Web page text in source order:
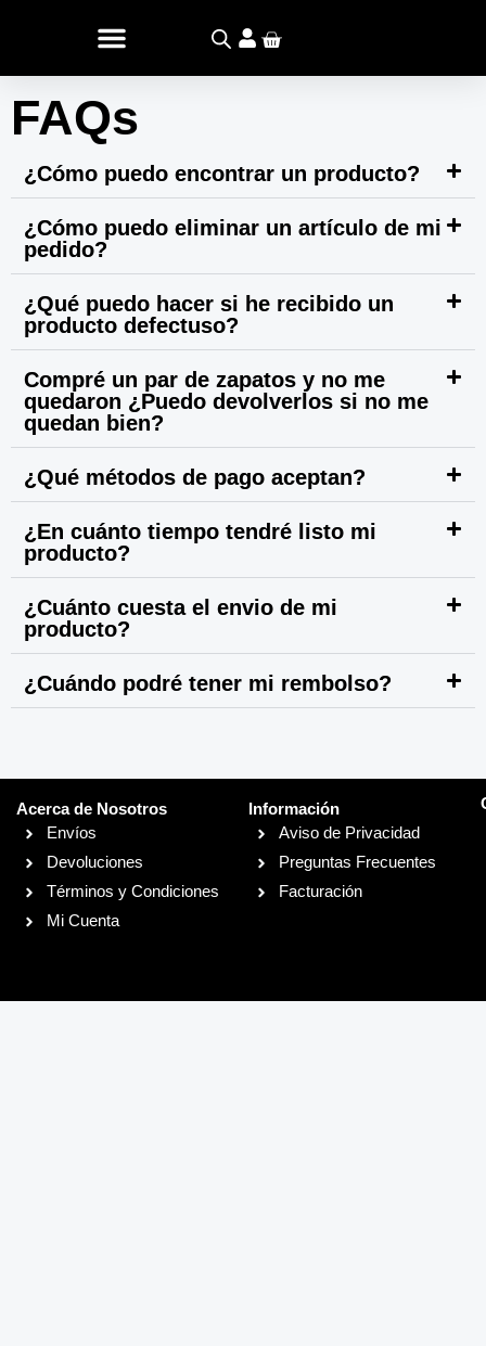
contenido
Carrito
FAQs
¿Cómo puedo encontrar un producto?
¿Cómo puedo eliminar un artículo de mi
pedido?
¿Qué puedo hacer si he recibido un
producto defectuso?
Compré un par de zapatos y no me
quedaron ¿Puedo devolverlos si no me
quedan bien?
¿Qué métodos de pago aceptan?
¿En cuánto tiempo tendré listo mi
producto?
¿Cuánto cuesta el envio de mi
producto?
¿Cuándo podré tener mi rembolso?
Acerca de Nosotros
Envíos
Devoluciones
Términos y Condiciones
Mi Cuenta
Información
Aviso de Privacidad
Preguntas Frecuentes
Facturación